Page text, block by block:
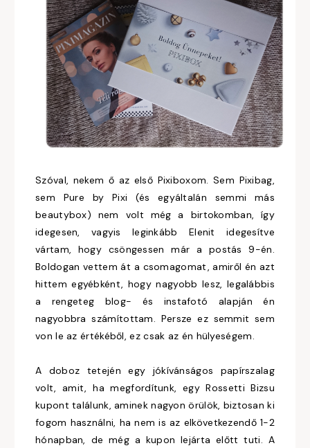
Szóval, nekem ő az első Pixiboxom. Sem Pixibag,
sem Pure by Pixi (és egyáltalán semmi más
beautybox) nem volt még a birtokomban, így
idegesen, vagyis leginkább Elenit idegesítve
vártam, hogy csöngessen már a postás 9-én.
Boldogan vettem át a csomagomat, amiről én azt
hittem egyébként, hogy nagyobb lesz, legalábbis
a rengeteg blog- és instafotó alapján én
nagyobbra számítottam. Persze ez semmit sem
von le az értékéből, ez csak az én hülyeségem.
A doboz tetején egy jókívánságos papírszalag
volt, amit, ha megfordítunk, egy Rossetti Bizsu
kupont találunk, aminek nagyon örülök, biztosan ki
fogom használni, ha nem is az elkövetkezendő 1-2
hónapban, de még a kupon lejárta előtt tuti. A